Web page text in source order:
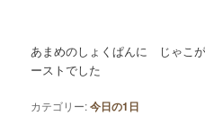
あまめのしょくぱんに じゃ
ーストでした
カテゴリー:今日の1日